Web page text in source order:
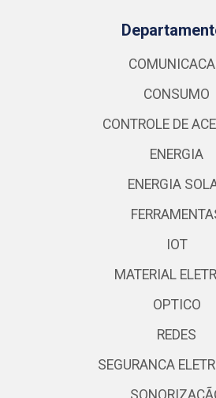
CONSUMO
CONTROLE DE
ENERGIA
ENERGIA
IOT
MATERIAL
OPTICO
REDES
SEGURANCA